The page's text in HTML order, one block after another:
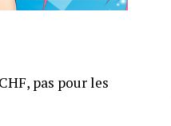
pas pour les